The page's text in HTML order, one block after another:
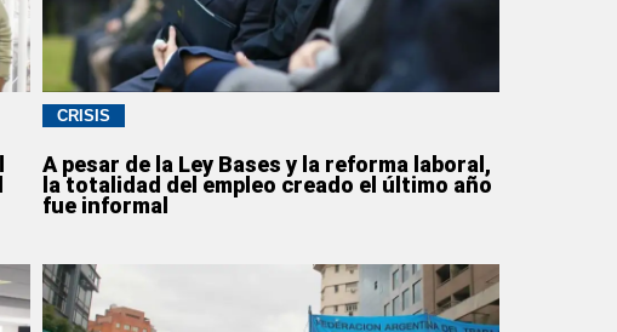
CRISIS
A pesar de la Ley Bases y la reforma laboral,
la totalidad del empleo creado el último año
fue informal